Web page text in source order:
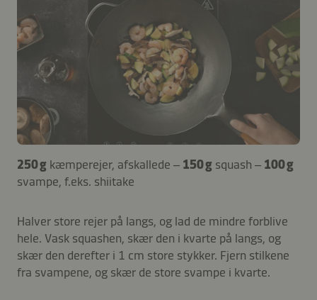
250 g kæmperejer, afskallede – 150 g squash – 100 g
svampe, f.eks. shiitake
Halver store rejer på langs, og lad de mindre forblive
hele. Vask squashen, skær den i kvarte på langs, og
skær den derefter i 1 cm store stykker. Fjern stilkene
fra svampene, og skær de store svampe i kvarte.